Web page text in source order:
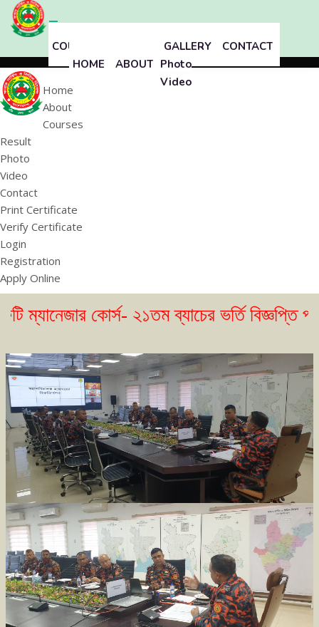
CONTACT
GALLERY
Photo
Video
COURSES
ABOUT
HOME
Home
About
Courses
Result
Photo
Video
Contact
Print Certificate
Verify Certificate
Login
Registration
Apply Online
কোর্স- ২১তম ব্যাচের ভর্তি বিজ্ঞপ্তি প্রকাশ।